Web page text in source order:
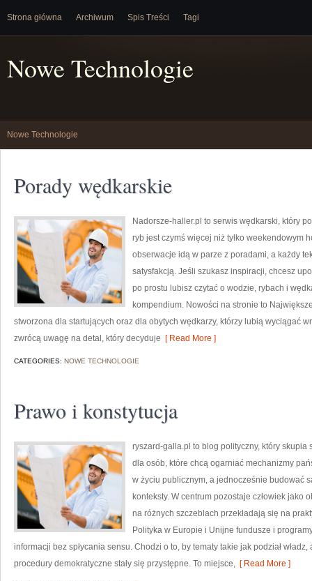
Strona główna Archiwum Spis Treści Tagi
Nowe Technologie
Nowe Technologie
Porady wędkarskie
Nadorsze-haller.pl to serwis wędkarski, który
ryb jest czymś więcej niż tylko weekendowym
obserwacje idą w parze z poradami, a każdy
satysfakcją. Jeśli szukasz inspiracji, chcesz
po prostu lubisz czytać o wodzie, rybach i
kompendium. Nowości na stronie to
stworzona dla startujących oraz dla obytych wędkarzy, którzy lubią wyciągać
zwrócą uwagę na detal, który decyduje [ Read More ]
CATEGORIES: NOWE TECHNOLOGIE
Prawo i konstytucja
ryszard-galla.pl to blog polityczny, który
dla osób, które chcą ogarniać mechanizmy
w życiu publicznym, a jednocześnie budować
konteksty. W centrum pozostaje człowiek
na różnych szczeblach przekładają się na
Polityka w Europie i Unijne fundusze i
informacji bez spłycania sensu. Chodzi o to, by tematy takie jak podział
procedury demokratyczne stały się przystępne. To miejsce, [ Read More ]